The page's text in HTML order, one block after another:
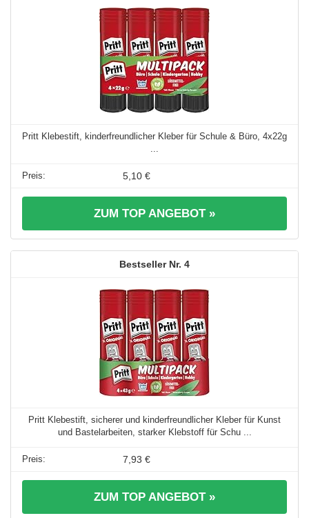
Pritt Klebestift, kinderfreundlicher Kleber für Schule & Büro, 4x22g
...
5,10 €
ZUM TOP ANGEBOT »
4
Pritt Klebestift, sicherer und kinderfreundlicher Kleber für Kunst
und Bastelarbeiten, starker Klebstoff für Schu ...
7,93 €
ZUM TOP ANGEBOT »